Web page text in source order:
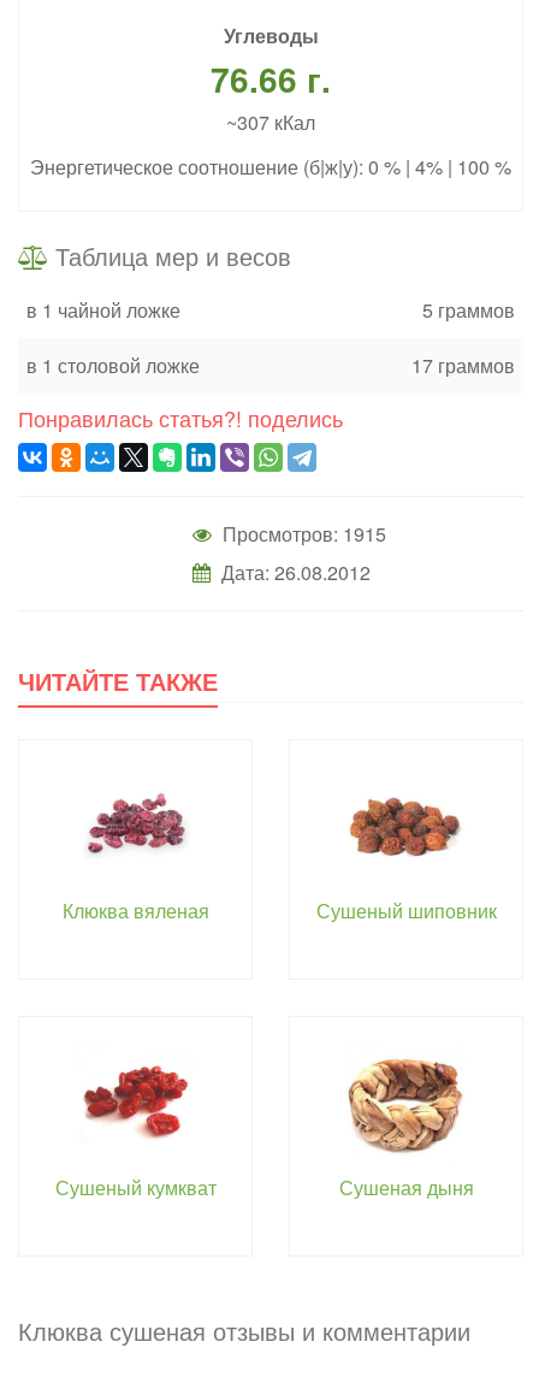
Углеводы
76.66 г.
~307 кКал
Энергетическое соотношение (б|ж|у): 0 % | 4% | 100 %
Таблица мер и весов
в 1 чайной ложке
5 граммов
в 1 столовой ложке
17 граммов
Понравилась статья?! поделись
Просмотров: 1915
Дата: 26.08.2012
ЧИТАЙТЕ ТАКЖЕ
Клюква вяленая Сушеный шиповник
Сушеный кумкват Сушеная дыня
Клюква сушеная отзывы и комментарии